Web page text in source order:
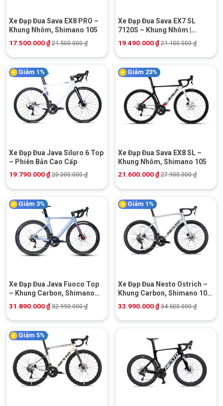
Xe Đạp Đua Sava EX8 PRO –
Khung Nhôm, Shimano 105
17.500.000₫ 21.500.000₫
Xe Đạp Đua Sava EX7 SL
7120S – Khung Nhôm |
Shimano 105
19.490.000₫ 21.100.000₫
Giảm 1%
Xe Đạp Đua Java Siluro 6 Top
– Phiên Bản Cao Cấp
19.790.000₫ 20.000.000₫
Giảm 23%
Xe Đạp Đua Sava EX8 SL –
Khung Nhôm, Shimano 105
21.600.000₫ 27.900.000₫
Giảm 3%
Xe Đạp Đua Java Fuoco Top
– Khung Carbon, Shimano
31.890.000₫ 32.990.000₫
Giảm 1%
Xe Đạp Đua Nesto Ostrich –
Khung Carbon, Shimano 105,
Phanh Đĩa Dầu
33.990.000₫ 34.500.000₫
Giảm 5%